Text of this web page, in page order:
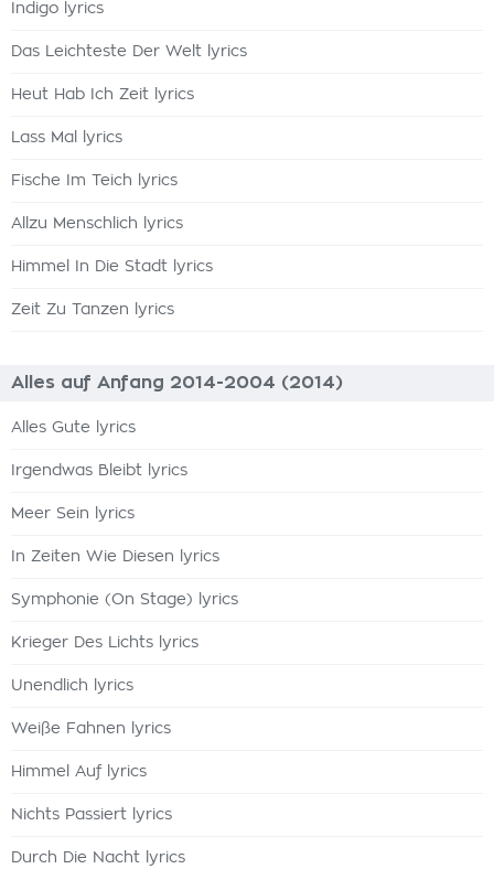
Indigo lyrics
Das Leichteste Der Welt lyrics
Heut Hab Ich Zeit lyrics
Lass Mal lyrics
Fische Im Teich lyrics
Allzu Menschlich lyrics
Himmel In Die Stadt lyrics
Zeit Zu Tanzen lyrics
Alles auf Anfang 2014-2004 (2014)
Alles Gute lyrics
Irgendwas Bleibt lyrics
Meer Sein lyrics
In Zeiten Wie Diesen lyrics
Symphonie (On Stage) lyrics
Krieger Des Lichts lyrics
Unendlich lyrics
Weiße Fahnen lyrics
Himmel Auf lyrics
Nichts Passiert lyrics
Durch Die Nacht lyrics